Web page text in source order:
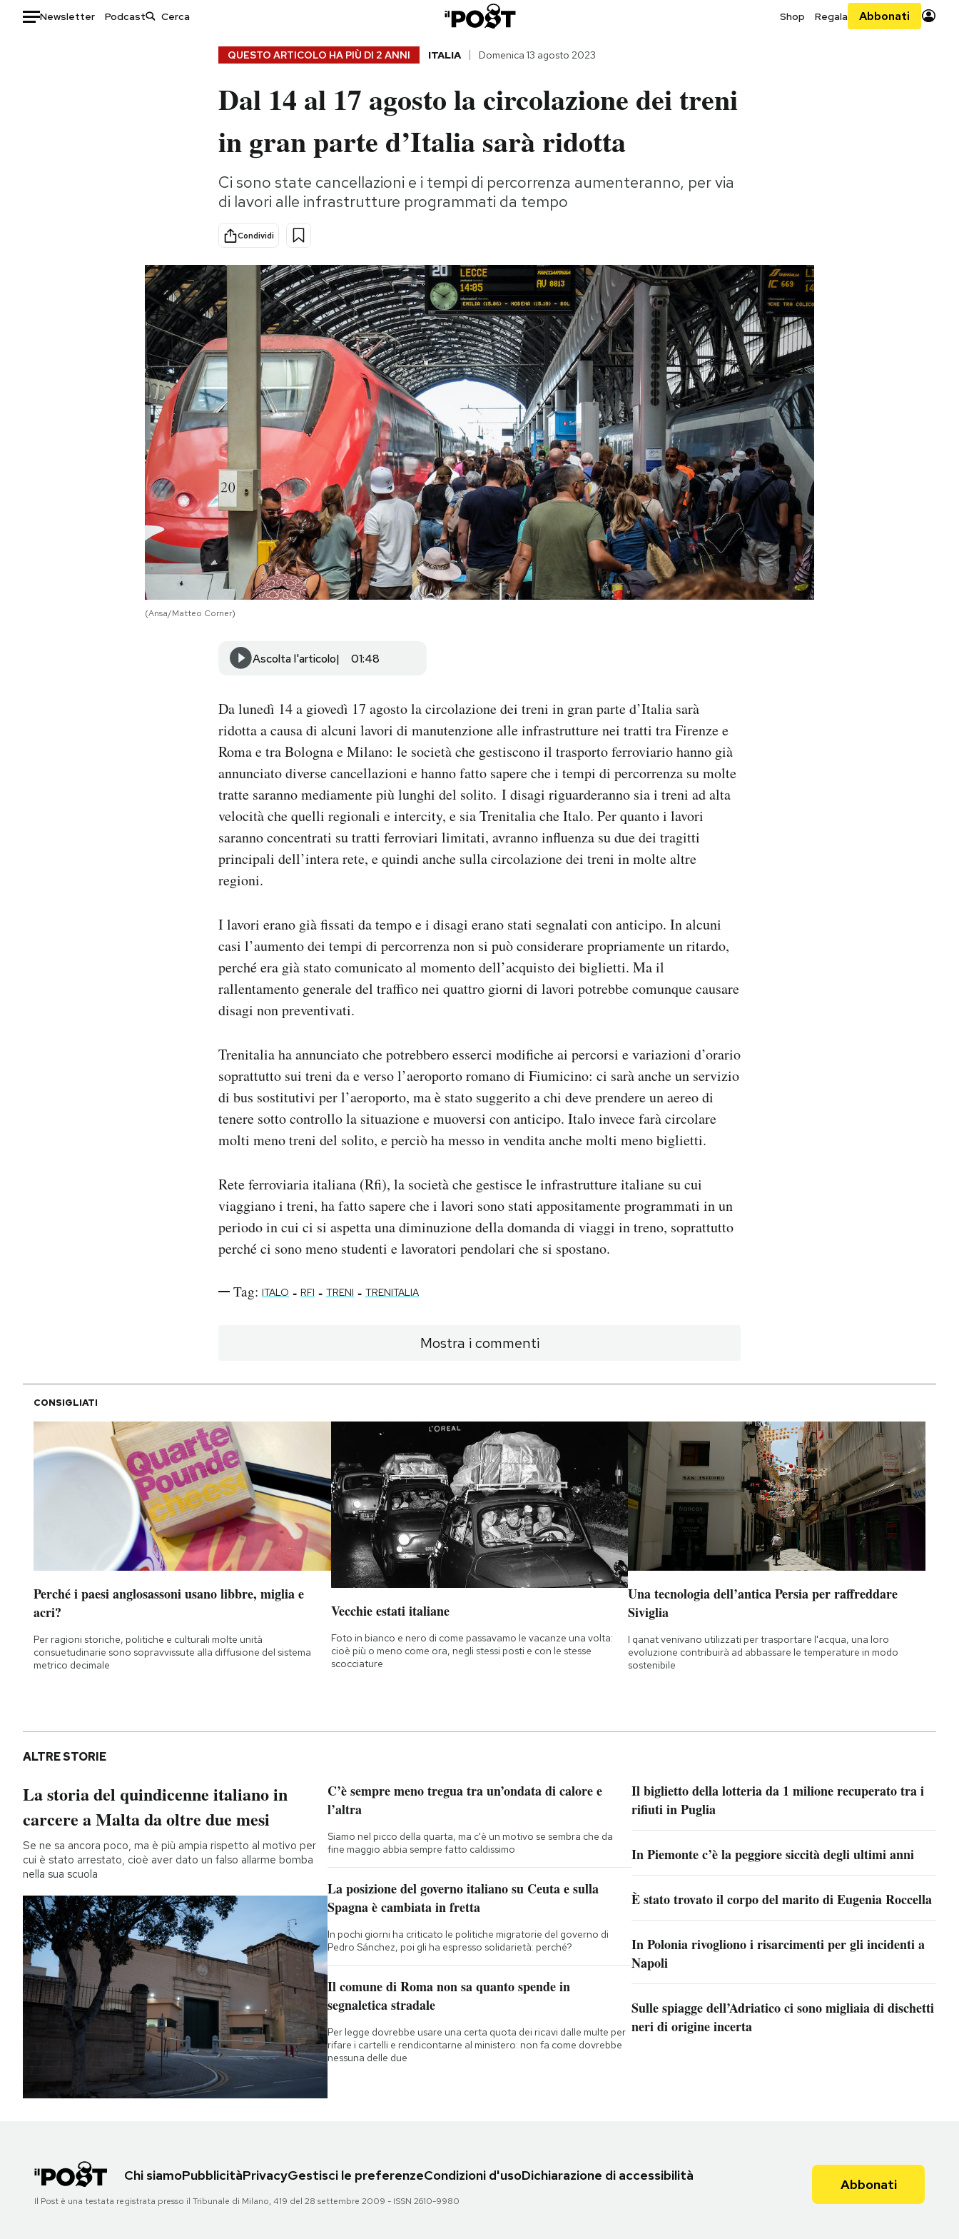
Newsletter Podcast Shop Regala Abbonati
Storie/Idee
Ok Boomer!
Altrecose
Mondiali calcio 2026
QUESTO ARTICOLO HA PIÙ DI 2 ANNI ITALIA Domenica 13 agosto 2023
Dal 14 al 17 agosto la circolazione dei treni
in gran parte d’Italia sarà ridotta
Ci sono state cancellazioni e i tempi di percorrenza aumenteranno, per via
di lavori alle infrastrutture programmati da tempo
Condividi
(Ansa/Matteo Corner)
Ascolta l'articolo 01:48
Da lunedì 14 a giovedì 17 agosto la circolazione dei treni in gran parte d’Italia sarà
ridotta a causa di alcuni lavori di manutenzione alle infrastrutture nei tratti tra Firenze e
Roma e tra Bologna e Milano: le società che gestiscono il trasporto ferroviario hanno già
annunciato diverse cancellazioni e hanno fatto sapere che i tempi di percorrenza su molte
tratte saranno mediamente più lunghi del solito. I disagi riguarderanno sia i treni ad alta
velocità che quelli regionali e intercity, e sia Trenitalia che Italo. Per quanto i lavori
saranno concentrati su tratti ferroviari limitati, avranno influenza su due dei tragitti
principali dell’intera rete, e quindi anche sulla circolazione dei treni in molte altre
regioni.
I lavori erano già fissati da tempo e i disagi erano stati segnalati con anticipo. In alcuni
casi l’aumento dei tempi di percorrenza non si può considerare propriamente un ritardo,
perché era già stato comunicato al momento dell’acquisto dei biglietti. Ma il
rallentamento generale del traffico nei quattro giorni di lavori potrebbe comunque causare
disagi non preventivati.
Trenitalia ha annunciato che potrebbero esserci modifiche ai percorsi e variazioni d’orario
soprattutto sui treni da e verso l’aeroporto romano di Fiumicino: ci sarà anche un servizio
di bus sostitutivi per l’aeroporto, ma è stato suggerito a chi deve prendere un aereo di
tenere sotto controllo la situazione e muoversi con anticipo. Italo invece farà circolare
molti meno treni del solito, e perciò ha messo in vendita anche molti meno biglietti.
Rete ferroviaria italiana (Rfi), la società che gestisce le infrastrutture italiane su cui
viaggiano i treni, ha fatto sapere che i lavori sono stati appositamente programmati in un
periodo in cui ci si aspetta una diminuzione della domanda di viaggi in treno, soprattutto
perché ci sono meno studenti e lavoratori pendolari che si spostano.
Tag: ITALO - RFI - TRENI - TRENITALIA
Mostra i commenti
CONSIGLIATI
Perché i paesi anglosassoni usano libbre, miglia e
acri?
Per ragioni storiche, politiche e culturali molte unità
consuetudinarie sono sopravvissute alla diffusione del sistema
metrico decimale
Vecchie estati italiane
Foto in bianco e nero di come passavamo le vacanze una volta:
cioè più o meno come ora, negli stessi posti e con le stesse
scocciature
Una tecnologia dell’antica Persia per raffreddare
Siviglia
I qanat venivano utilizzati per trasportare l'acqua, una loro
evoluzione contribuirà ad abbassare le temperature in modo
sostenibile
ALTRE STORIE
La storia del quindicenne italiano in
carcere a Malta da oltre due mesi
Se ne sa ancora poco, ma è più ampia rispetto al motivo per
cui è stato arrestato, cioè aver dato un falso allarme bomba
nella sua scuola
C’è sempre meno tregua tra un’ondata di calore e
l’altra
Siamo nel picco della quarta, ma c'è un motivo se sembra che da
fine maggio abbia sempre fatto caldissimo
La posizione del governo italiano su Ceuta e sulla
Spagna è cambiata in fretta
In pochi giorni ha criticato le politiche migratorie del governo di
Pedro Sánchez, poi gli ha espresso solidarietà: perché?
Il comune di Roma non sa quanto spende in
segnaletica stradale
Per legge dovrebbe usare una certa quota dei ricavi dalle multe per
rifare i cartelli e rendicontarne al ministero: non fa come dovrebbe
nessuna delle due
Il biglietto della lotteria da 1 milione recuperato tra i
rifiuti in Puglia
In Piemonte c’è la peggiore siccità degli ultimi anni
È stato trovato il corpo del marito di Eugenia Roccella
In Polonia rivogliono i risarcimenti per gli incidenti a
Napoli
Sulle spiagge dell’Adriatico ci sono migliaia di dischetti
neri di origine incerta
Chi siamoPubblicitàPrivacyGestisci le preferenzeCondizioni d'usoDichiarazione di accessibilità
Il Post è una testata registrata presso il Tribunale di Milano, 419 del 28 settembre 2009 - ISSN 2610-9980
Abbonati